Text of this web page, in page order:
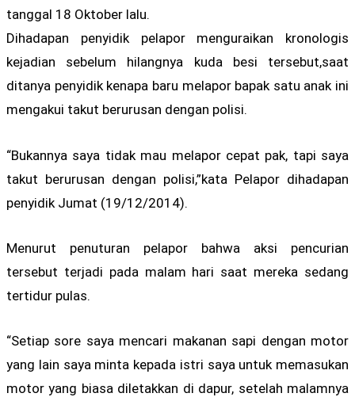
tanggal 18 Oktober lalu.
Dihadapan penyidik pelapor menguraikan kronologis
kejadian sebelum hilangnya kuda besi tersebut,saat
ditanya penyidik kenapa baru melapor bapak satu anak ini
mengakui takut berurusan dengan polisi.
“Bukannya saya tidak mau melapor cepat pak, tapi saya
takut berurusan dengan polisi,”kata Pelapor dihadapan
penyidik Jumat (19/12/2014).
Menurut penuturan pelapor bahwa aksi pencurian
tersebut terjadi pada malam hari saat mereka sedang
tertidur pulas.
“Setiap sore saya mencari makanan sapi dengan motor
yang lain saya minta kepada istri saya untuk memasukan
motor yang biasa diletakkan di dapur, setelah malamnya